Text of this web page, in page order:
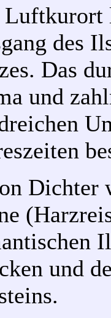
des
Das
und
Dichter
und